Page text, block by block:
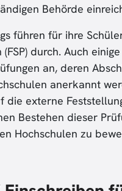
Behörde
führen für ihre
durch. Auch
an, deren
anerkannt
die externe
Bestehen dieser
Hochschulen zu